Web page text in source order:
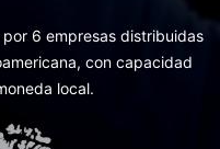
6 empresas distribuidas
con capacidad
local.